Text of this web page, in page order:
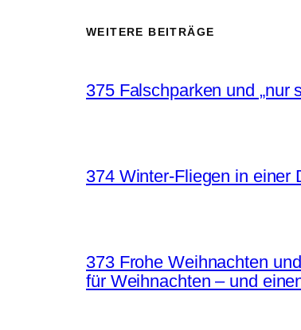
WEITERE BEITRÄGE
375 Falschparken und „nur
374 Winter-Fliegen in einer
373 Frohe Weihnachten
für Weihnachten – und